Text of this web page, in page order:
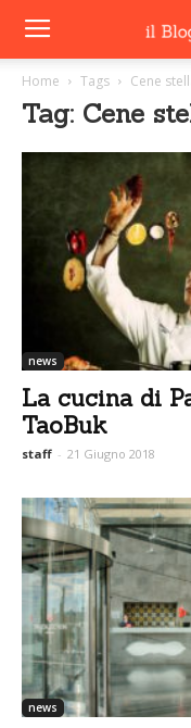
Home Tags Cene
Tag: Cene
news
La cucina di
TaoBuk
staff - 21 Giugno 2018
news